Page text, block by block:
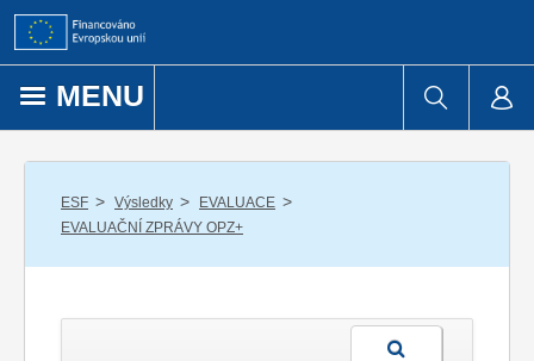
Přejít k obsahu
MENU
ESF / Výsledky / EVALUACE /
EVALUAČNÍ ZPRÁVY OPZ+